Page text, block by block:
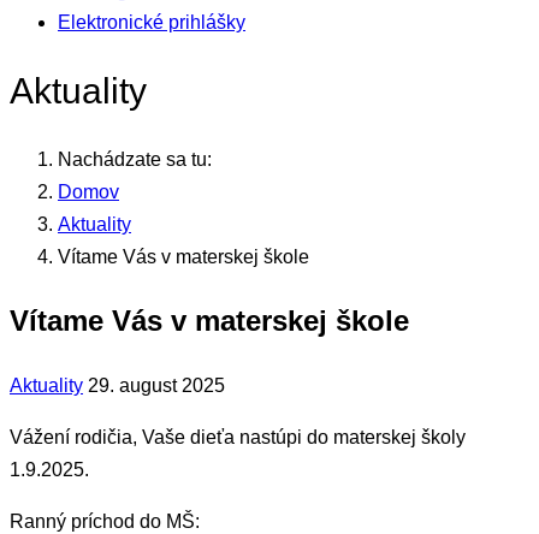
Elektronické prihlášky
Aktuality
Nachádzate sa tu:
Domov
Aktuality
Vítame Vás v materskej škole
Vítame Vás v materskej škole
Aktuality 29. august 2025
Vážení rodičia, Vaše dieťa nastúpi do materskej školy
1.9.2025.
Ranný príchod do MŠ: